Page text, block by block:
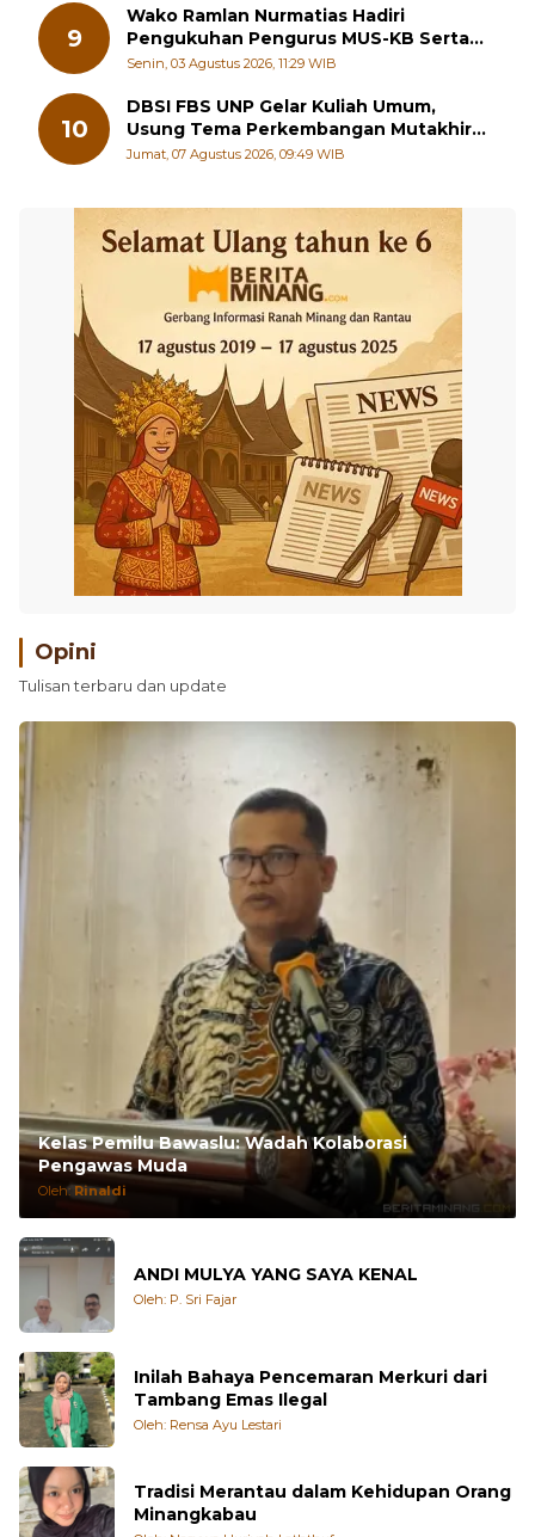
9
Wako Ramlan Nurmatias Hadiri
Pengukuhan Pengurus MUS-KB Serta
LMKB Periode 2026-2031,
Senin, 03 Agustus 2026, 11:29 WIB
10
DBSI FBS UNP Gelar Kuliah Umum,
Usung Tema Perkembangan Mutakhir
Sastra Dunia
Jumat, 07 Agustus 2026, 09:49 WIB
Opini
Tulisan terbaru dan update
Kelas Pemilu Bawaslu: Wadah Kolaborasi
Pengawas Muda
Oleh: Rinaldi
ANDI MULYA YANG SAYA KENAL
Oleh: P. Sri Fajar
Inilah Bahaya Pencemaran Merkuri dari
Tambang Emas Ilegal
Oleh: Rensa Ayu Lestari
Tradisi Merantau dalam Kehidupan Orang
Minangkabau